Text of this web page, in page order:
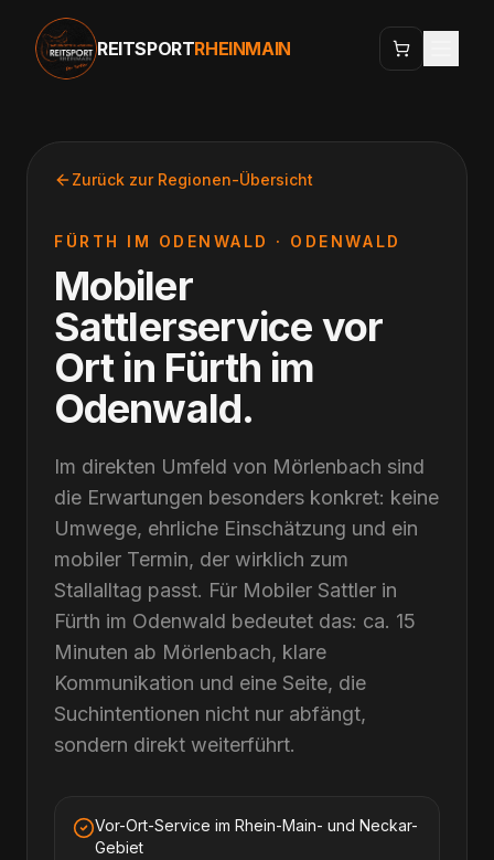
REITSPORTRHEINMAIN
Zurück zur Regionen-Übersicht
FÜRTH IM ODENWALD · ODENWALD
Mobiler
Sattlerservice vor
Ortin Fürth im
Odenwald.
Im direkten Umfeld von Mörlenbach sind
die Erwartungen besonders konkret: keine
Umwege, ehrliche Einschätzung und ein
mobiler Termin, der wirklich zum
Stallalltag passt. Für Mobiler Sattler in
Fürth im Odenwald bedeutet das: ca. 15
Minuten ab Mörlenbach, klare
Kommunikation und eine Seite, die
Suchintentionen nicht nur abfängt,
sondern direkt weiterführt.
Vor-Ort-Service im Rhein-Main- und Neckar-
Gebiet